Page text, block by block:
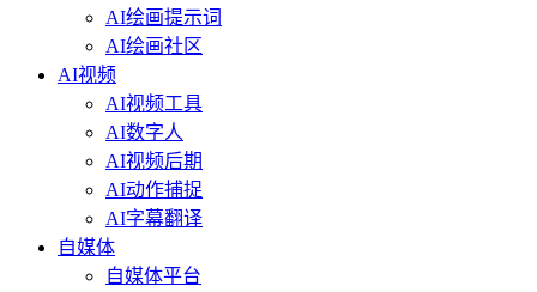
AI绘画提示词
AI绘画社区
AI视频
AI视频工具
AI数字人
AI视频后期
AI动作捕捉
AI字幕翻译
自媒体
自媒体平台